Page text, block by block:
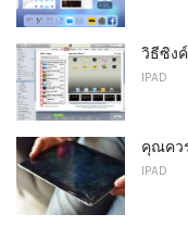
วิธีซิง
IPAD
คุณคว
IPAD